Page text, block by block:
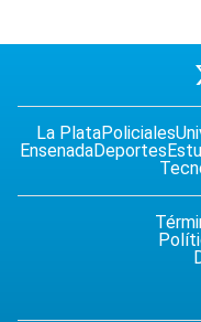
La PlataPoliciales
EnsenadaDeportes